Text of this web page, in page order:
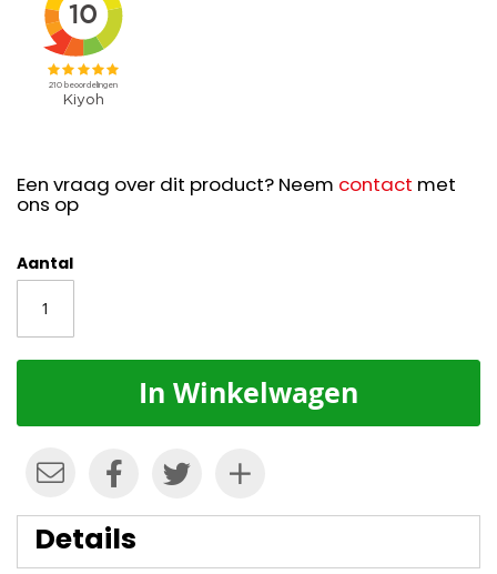
Een vraag over dit product? Neem contact met
ons op
Aantal
In Winkelwagen
Details